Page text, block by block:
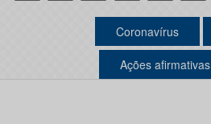
Coronavírus
Ações afirmativas